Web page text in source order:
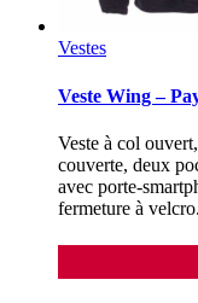
Vestes
Veste Wing –
Veste à col
couverte, deux
avec porte-
fermeture à velcro.